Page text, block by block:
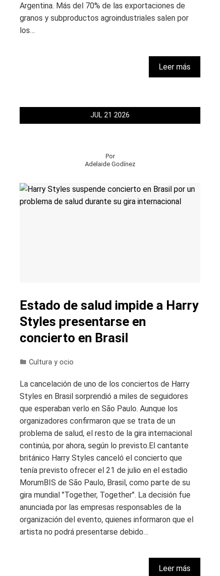
Argentina. Más del 70% de las exportaciones de
granos y subproductos agroindustriales salen por
los…
Leer más
JUL 21 2026
Por
Adelaide Godínez
Estado de salud impide a Harry
Styles presentarse en
concierto en Brasil
Cultura y ocio
La cancelación de uno de los conciertos de Harry
Styles en Brasil sorprendió a miles de seguidores
que esperaban verlo en São Paulo. Aunque los
organizadores confirmaron que se trata de un
problema de salud, el resto de la gira internacional
continúa, por ahora, según lo previsto.El cantante
británico Harry Styles canceló el concierto que
tenía previsto ofrecer el 21 de julio en el estadio
MorumBIS de São Paulo, Brasil, como parte de su
gira mundial "Together, Together". La decisión fue
anunciada por las empresas responsables de la
organización del evento, quienes informaron que el
artista no podrá presentarse debido…
Leer más